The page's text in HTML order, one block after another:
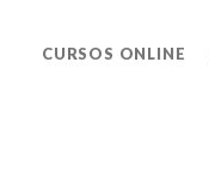
CURSOS ONLINE